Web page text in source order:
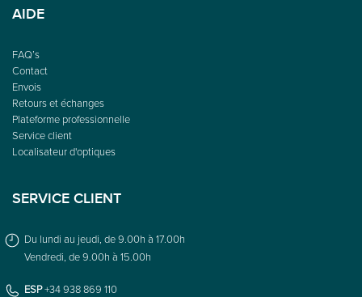
AIDE
FAQ’s
Contact
Envois
Retours et échanges
Plateforme professionnelle
Service client
Localisateur d'optiques
SERVICE CLIENT
Du lundi au jeudi, de 9.00h à 17.00h
Vendredi, de 9.00h à 15.00h
ESP+34 938 869 110